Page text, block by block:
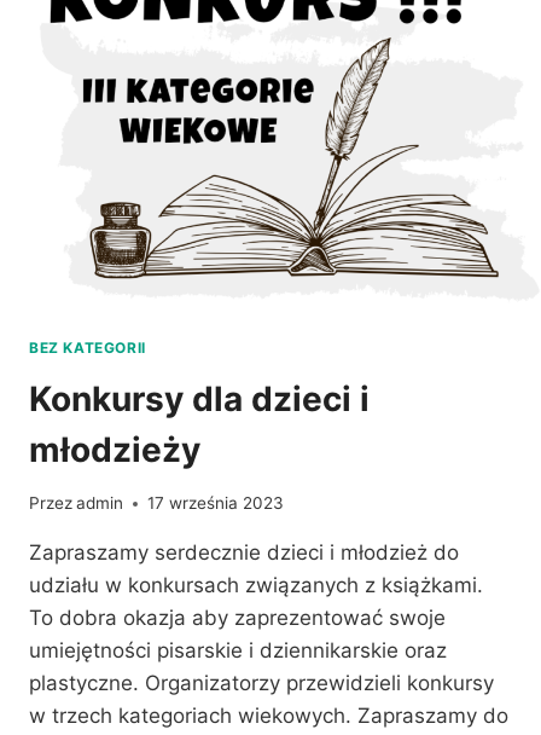
BEZ KATEGORII
Konkursy dla dzieci i
młodzieży
Przezadmin 17 września 2023
Zapraszamy serdecznie dzieci i młodzież do
udziału w konkursach związanych z książkami.
To dobra okazja aby zaprezentować swoje
umiejętności pisarskie i dziennikarskie oraz
plastyczne. Organizatorzy przewidzieli konkursy
w trzech kategoriach wiekowych. Zapraszamy do